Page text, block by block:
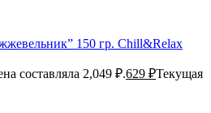
150 гр. Chill&Relax
составляла 2,049 ₽.629 ₽Текущая